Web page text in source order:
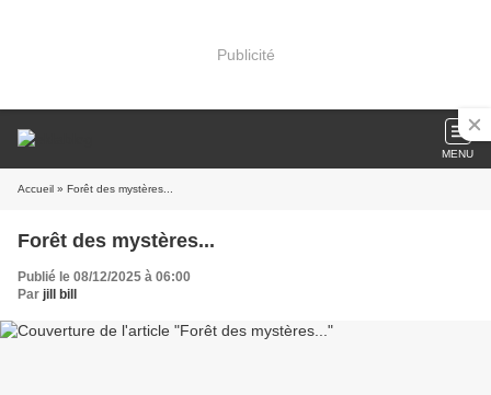
Publicité
MENU
Accueil » Forêt des mystères...
Forêt des mystères...
Publié le 08/12/2025 à 06:00
Par jill bill